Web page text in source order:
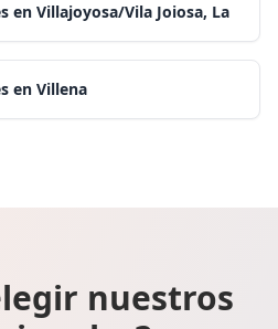
en Villajoyosa/Vila Joiosa, La
en Villena
nuestros